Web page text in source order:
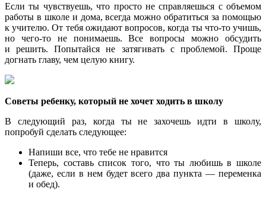
Если ты чувствуешь, что просто не справляешься с объемом
работы в школе и дома, всегда можно обратиться за помощью
к учителю. От тебя ожидают вопросов, когда ты что-то учишь,
но чего-то не понимаешь. Все вопросы можно обсудить
и решить. Попытайся не затягивать с проблемой. Проще
догнать главу, чем целую книгу.
Советы ребенку, который не хочет ходить в школу
В следующий раз, когда ты не захочешь идти в школу,
попробуй сделать следующее:
Напиши все, что тебе не нравится
Теперь, составь список того, что ты любишь в школе
(даже, если в нем будет всего два пункта — переменка
и обед).